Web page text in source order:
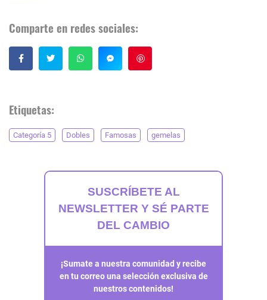
Comparte en redes sociales:
Etiquetas:
Categoría 5 Dobles Famosas gemelas
SUSCRÍBETE AL
NEWSLETTER Y SÉ PARTE
DEL CAMBIO
¡Sumate a nuestra comunidad y recibe
en tu correo una selección exclusiva de
nuestros contenidos!